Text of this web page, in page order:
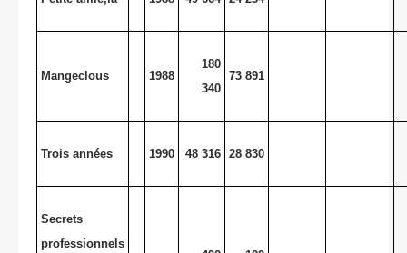
Mangeclous 1988
180
340
73 891
Trois années 1990 48 316 28 830
Secrets
professionnels